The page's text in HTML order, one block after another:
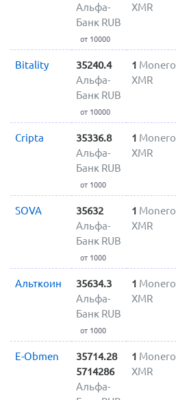
Альфа-
Банк RUB
от 10000
XMR
Bitality
35240.4
Альфа-
Банк RUB
от 10000
1 Monero
XMR
Cripta
35336.8
Альфа-
Банк RUB
от 1000
1 Monero
XMR
SOVA
35632
Альфа-
Банк RUB
от 1000
1 Monero
XMR
Альткоин
35634.3
Альфа-
Банк RUB
от 1000
1 Monero
XMR
E-Obmen
35714.28
5714286
Альфа-
1 Monero
XMR